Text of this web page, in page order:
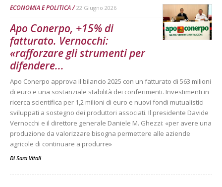
ECONOMIA E POLITICA 22 Giugno 2026
Apo Conerpo, +15% di
fatturato. Vernocchi:
«rafforzare gli strumenti per
difendere...
Apo Conerpo approva il bilancio 2025 con un fatturato di 563 milioni
di euro e una sostanziale stabilità dei conferimenti. Investimenti in
ricerca scientifica per 1,2 milioni di euro e nuovi fondi mutualistici
sviluppati a sostegno dei produttori associati. Il presidente Davide
Vernocchi e il direttore generale Daniele M. Ghezzi: «per avere una
produzione da valorizzare bisogna permettere alle aziende
agricole di continuare a produrre»
Di Sara Vitali